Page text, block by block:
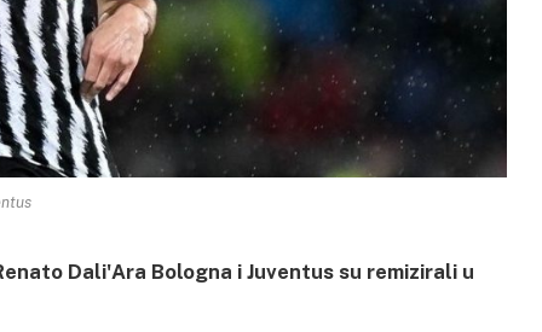
Dali'Ara Bologna i Juventus su remizirali u